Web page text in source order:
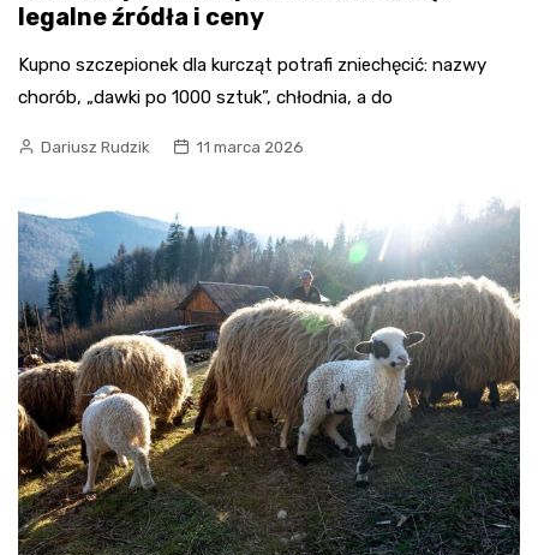
legalne źródła i ceny
Kupno szczepionek dla kurcząt potrafi zniechęcić: nazwy
chorób, „dawki po 1000 sztuk”, chłodnia, a do
Dariusz Rudzik 11 marca 2026